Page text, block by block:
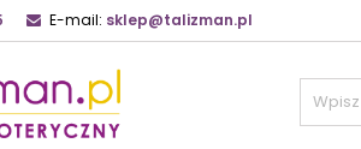
E-mail: sklep@talizman.pl